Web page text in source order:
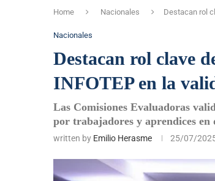
Home Nacionales Destacan rol
Nacionales
Destacan rol clave
INFOTEP en la
Las Comisiones Evaluadoras
por trabajadores y aprendices
written by Emilio Herasme 25/07/